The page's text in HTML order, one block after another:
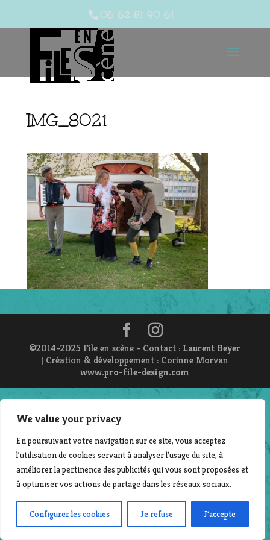
We value your privacy
En poursuivant votre navigation sur ce site, vous acceptez
l’utilisation de cookies servant à analyser l’usage du site, à
améliorer la pertinence des publicités qui vous sont proposées et
à optimiser vos actions de partage dans les réseaux sociaux.
Configurer les cookies Je refuse J'accepte
06 62 81 90 61
IMG_8021
©2014-2025 File en scène - Contact : Laurent Beyer
| Création & développement : Corinne Morvan
www.pro-file-design.com